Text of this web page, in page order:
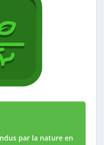
par la nature en